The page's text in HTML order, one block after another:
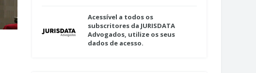
Acessível a todos os
subscritores da JURISDATA
Advogados, utilize os seus
dados de acesso.